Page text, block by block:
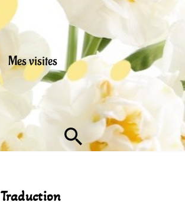
Mes visites
Traduction